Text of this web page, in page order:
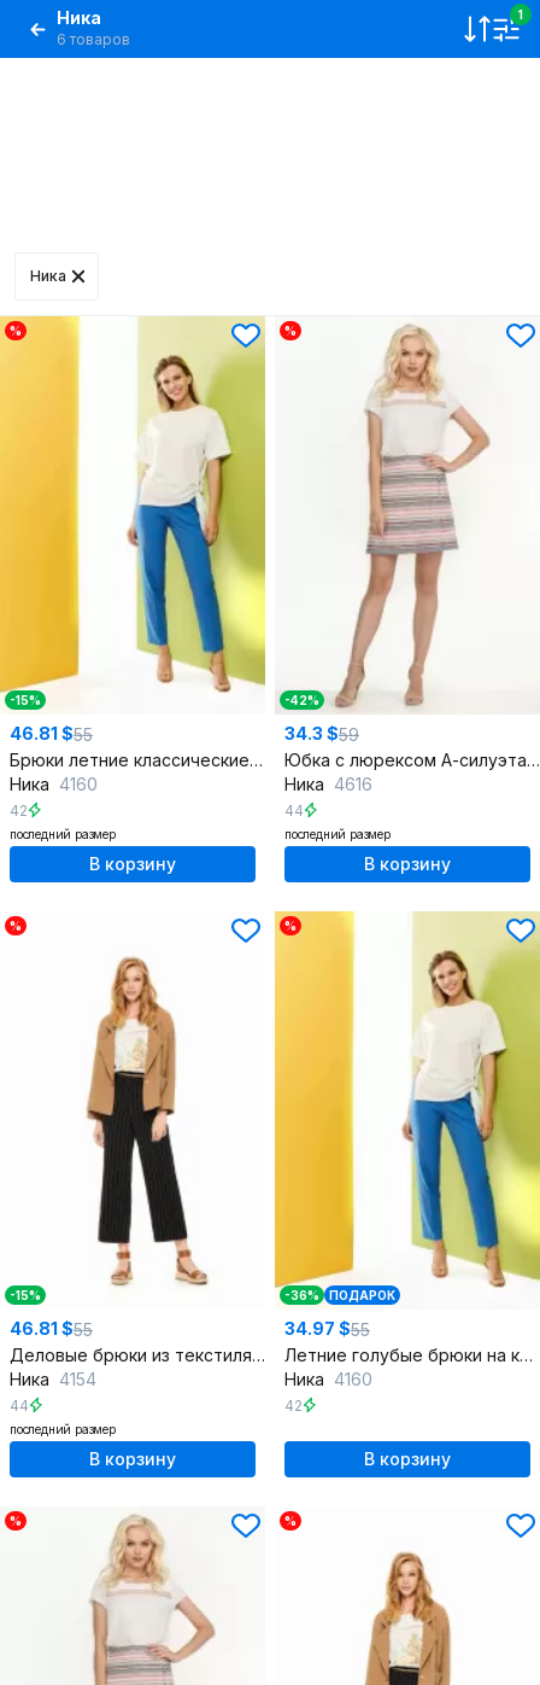
Ника
6 товаров
1
Ника
%
-15%
46.81 $55
Брюки летние классические с разрезами и стрелками
Ника 4160
42
последний размер
В корзину
%
-42%
34.3 $59
Юбка с люрексом А-силуэта из текстильной ткани
Ника 4616
44
последний размер
В корзину
%
-15%
46.81 $55
Деловые брюки из текстиля с карманами и заужением
Ника 4154
44
последний размер
В корзину
%
-36% ПОДАРОК
34.97 $55
Летние голубые брюки на каждый день
Ника 4160
42
В корзину
% %